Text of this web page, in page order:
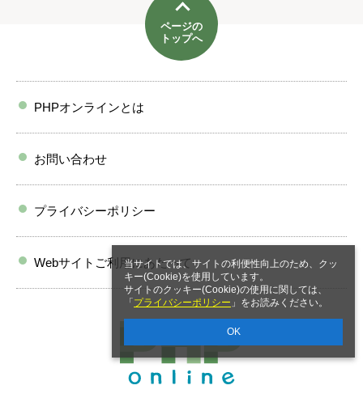
当サイトでは、サイトの利便性向上のため、クッ
キー(Cookie)を使用しています。
サイトのクッキー(Cookie)の使用に関しては、
「 プライバシーポリシー 」をお読みください。
OK
ページの
トップへ
PHPオンラインとは
お問い合わせ
プライバシーポリシー
Webサイトご利用にあたって